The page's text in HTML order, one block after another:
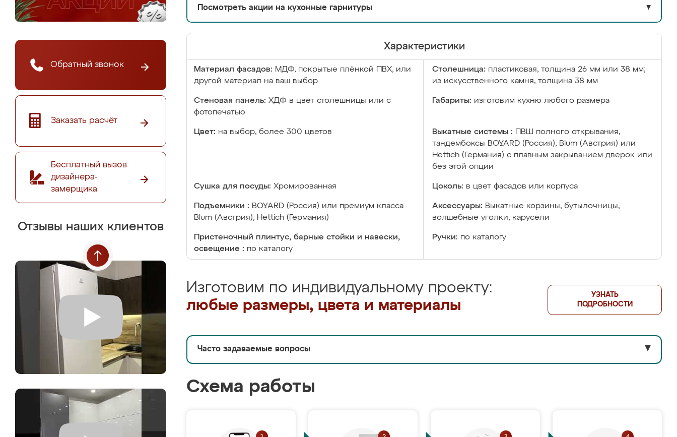
Обратный звонок
Заказать расчёт
Бесплатный вызов
дизайнера-
замерщика
Отзывы наших клиентов
Посмотреть акции на кухонные гарнитуры ▼
Характеристики
Материал фасадов: МДФ, покрытые плёнкой ПВХ, или
другой материал на ваш выбор
Столешница: пластиковая, толщина 26 мм или 38 мм;
из искусственного камня, толщина 38 мм
Стеновая панель: ХДФ в цвет столешницы или с
фотопечатью
Габариты: изготовим кухню любого размера
Цвет: на выбор, более 300 цветов Выкатные системы :
ПВШ полного открывания,
тандембоксы BOYARD (Россия), Blum (Австрия) или
Hettich (Германия) с плавным закрыванием дверок или
без этой опции
Сушка для посуды: Хромированная Цоколь: в цвет фасадов или корпуса
Подъемники : BOYARD (Россия) или премиум класса
Blum (Австрия), Hettich (Германия)
Аксессуары: Выкатные корзины, бутылочницы,
волшебные уголки, карусели
Пристеночный плинтус, барные стойки и навески,
освещение : по каталогу
Ручки: по каталогу
Изготовим по индивидуальному проекту:
любые размеры, цвета и материалы
УЗНАТЬ
ПОДРОБНОСТИ
Часто задаваемые вопросы ▼
Схема работы